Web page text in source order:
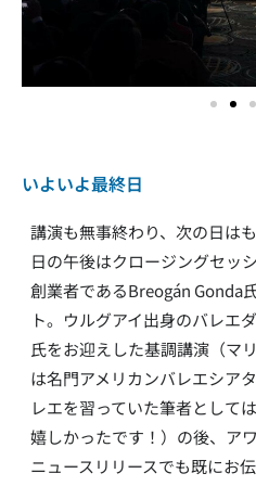
いよいよ最終日
講演も無事終わり、次の日は
日の午後はクロージングセッ
創業者であるBreogán Gonda
ト。ウルグアイ出身のバレエ
氏をお迎えした基調講演（マ
は名門アメリカンバレエシア
レエを習っていた筆者として
嬉しかったです！）の後、ア
ニュースリリースでも既にお